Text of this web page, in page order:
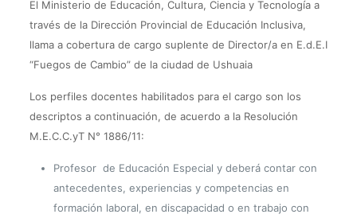
El Ministerio de Educación, Cultura, Ciencia y Tecnología a
través de la Dirección Provincial de Educación Inclusiva,
llama a cobertura de cargo suplente de Director/a en E.d.E.I
“Fuegos de Cambio” de la ciudad de Ushuaia
Los perfiles docentes habilitados para el cargo son los
descriptos a continuación, de acuerdo a la Resolución
M.E.C.C.yT N° 1886/11:
Profesor de Educación Especial y deberá contar con
antecedentes, experiencias y competencias en
formación laboral, en discapacidad o en trabajo con